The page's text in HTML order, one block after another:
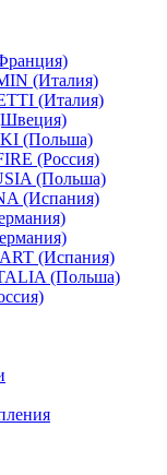
(Италия)
(Италия)
(Польша)
(Россия)
(Польша)
(Испания)
(Испания)
(Польша)